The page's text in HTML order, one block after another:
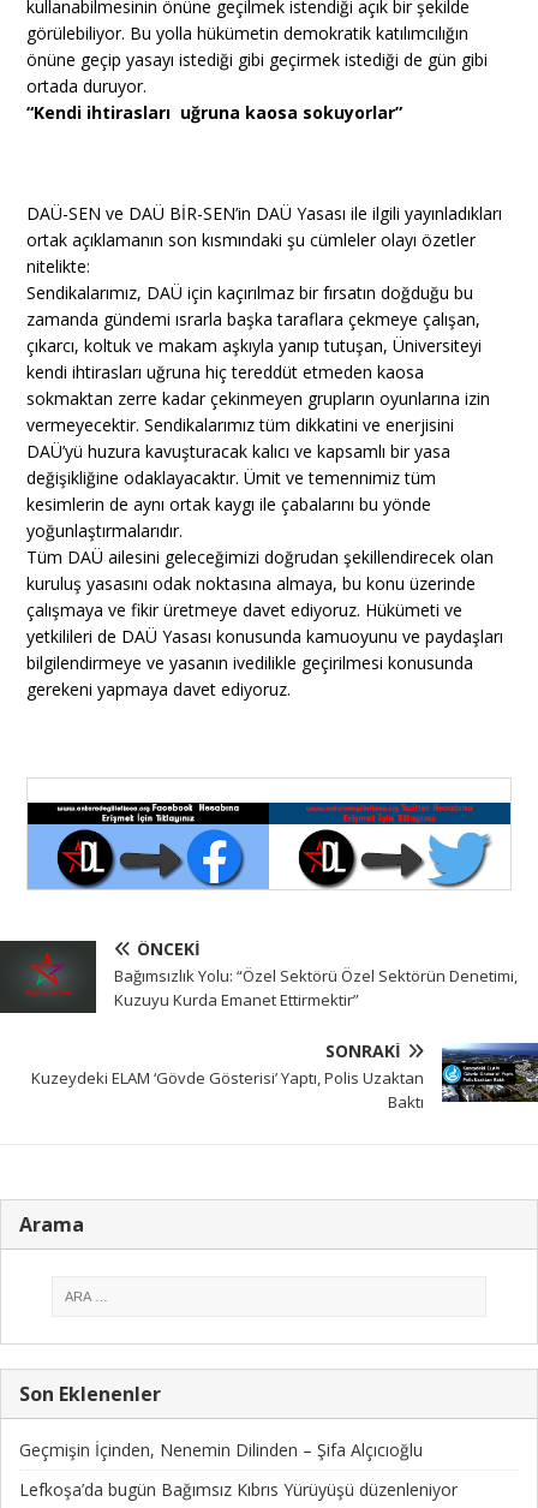
kullanabilmesinin önüne geçilmek istendiği açık bir şekilde
görülebiliyor. Bu yolla hükümetin demokratik katılımcılığın
önüne geçip yasayı istediği gibi geçirmek istediği de gün gibi
ortada duruyor.
“Kendi ihtirasları uğruna kaosa sokuyorlar”
DAÜ-SEN ve DAÜ BİR-SEN’in DAÜ Yasası ile ilgili yayınladıkları
ortak açıklamanın son kısmındaki şu cümleler olayı özetler
nitelikte:
Sendikalarımız, DAÜ için kaçırılmaz bir fırsatın doğduğu bu
zamanda gündemi ısrarla başka taraflara çekmeye çalışan,
çıkarcı, koltuk ve makam aşkıyla yanıp tutuşan, Üniversiteyi
kendi ihtirasları uğruna hiç tereddüt etmeden kaosa
sokmaktan zerre kadar çekinmeyen grupların oyunlarına izin
vermeyecektir. Sendikalarımız tüm dikkatini ve enerjisini
DAÜ’yü huzura kavuşturacak kalıcı ve kapsamlı bir yasa
değişikliğine odaklayacaktır. Ümit ve temennimiz tüm
kesimlerin de aynı ortak kaygı ile çabalarını bu yönde
yoğunlaştırmalarıdır.
Tüm DAÜ ailesini geleceğimizi doğrudan şekillendirecek olan
kuruluş yasasını odak noktasına almaya, bu konu üzerinde
çalışmaya ve fikir üretmeye davet ediyoruz. Hükümeti ve
yetkilileri de DAÜ Yasası konusunda kamuoyunu ve paydaşları
bilgilendirmeye ve yasanın ivedilikle geçirilmesi konusunda
gerekeni yapmaya davet ediyoruz.
ÖNCEKI
Bağımsızlık Yolu: “Özel Sektörü Özel Sektörün Denetimi,
Kuzuyu Kurda Emanet Ettirmektir”
SONRAKI
Kuzeydeki ELAM ‘Gövde Gösterisi’ Yaptı, Polis Uzaktan
Baktı
Arama
Son Eklenenler
Geçmişin İçinden, Nenemin Dilinden – Şifa Alçıcıoğlu
Lefkoşa’da bugün Bağımsız Kıbrıs Yürüyüşü düzenleniyor